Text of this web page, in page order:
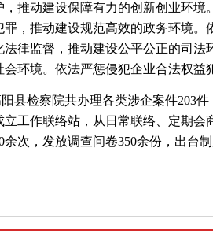
推动建设保障有力的创新创业环
，推动建设规范高效的政务环境
法律监督，推动建设公平公正的司
环境。依法严惩侵犯企业合法权
县检察院共办理各类涉企案件203
工作联络站，从日常联络、定期
余次，发放调查问卷350余份，出台